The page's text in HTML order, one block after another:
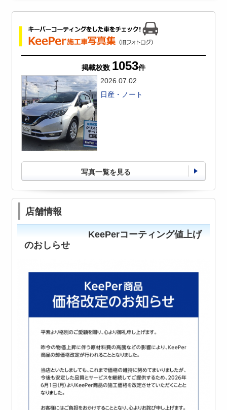
掲載枚数 1053件
2026.07.02
日産・ノート
写真一覧を見る
店舗情報
KeePerコーティング値上げ
のおしらせ